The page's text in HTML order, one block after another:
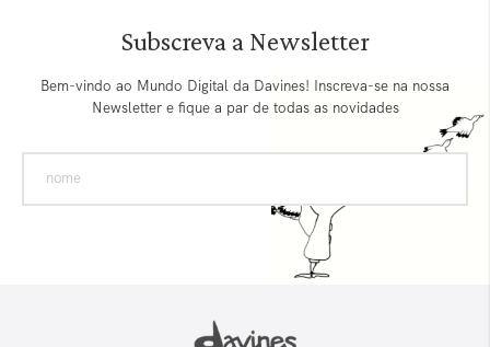
Subscreva a Newsletter
Bem-vindo ao Mundo Digital da Davines! Inscreva-se na nossa
Newsletter e fique a par de todas as novidades